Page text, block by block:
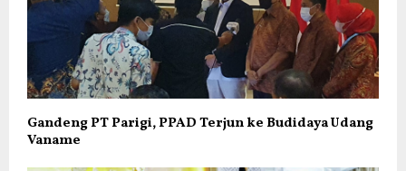
Gandeng PT Parigi, PPAD Terjun ke Budidaya Udang
Vaname